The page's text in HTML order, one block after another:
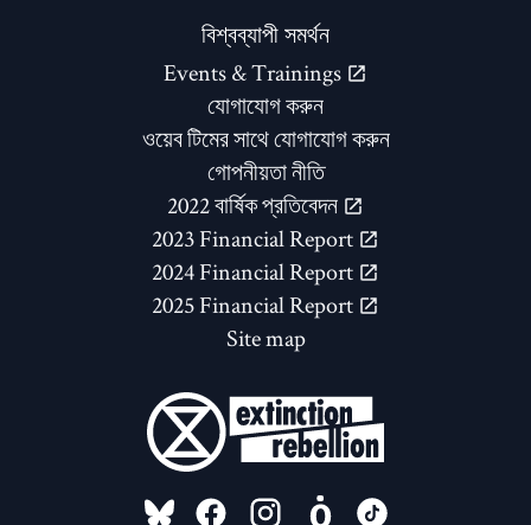
বিশ্বব্যাপী সমর্থন
Events & Trainings
যোগাযোগ করুন
ওয়েব টিমের সাথে যোগাযোগ করুন
গোপনীয়তা নীতি
2022 বার্ষিক প্রতিবেদন
2023 Financial Report
2024 Financial Report
2025 Financial Report
Site map
FOLLOW US ON